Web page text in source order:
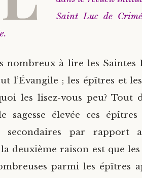
Saint Luc de
nombreux à lire les Saintes
l’Évangile ; les épîtres et
les lisez-vous peu? Tout
sagesse élevée ces
secondaires par rapport
deuxième raison est que les
parmi les épîtres